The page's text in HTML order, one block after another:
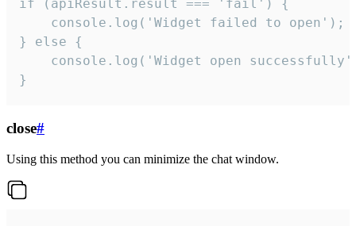
if (apiResult.result === 'fail') {
    console.log('Widget failed to open');
} else {
console.log('Widget open
}
close#
Using this method you can minimize the chat window.